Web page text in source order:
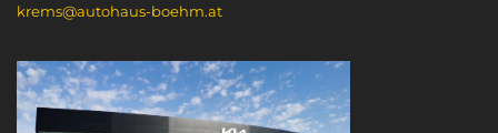
krems@autohaus-boehm.at